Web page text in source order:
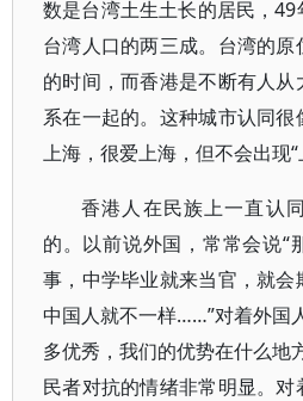
数是台湾土生土长的居民，
台湾人口的两三成。台湾的
的时间，而香港是不断有人
系在一起的。这种城市认同
上海，很爱上海，但不会出现“
香港人在民族上一直认
的。以前说外国，常常会说“
事，中学毕业就来当官，就
中国人就不一样……”对着外国
多优秀，我们的优势在什么地
民者对抗的情绪非常明显。